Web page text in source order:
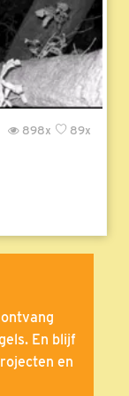
89x
898x
En blijf
en